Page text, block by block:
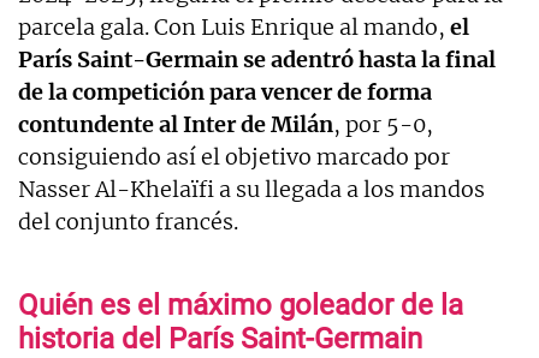
parcela gala. Con Luis Enrique al mando, el
París Saint-Germain se adentró hasta la final
de la competición para vencer de forma
contundente al Inter de Milán, por 5-0,
consiguiendo así el objetivo marcado por
Nasser Al-Khelaïfi a su llegada a los mandos
del conjunto francés.
Quién es el máximo goleador de la
historia del París Saint-Germain